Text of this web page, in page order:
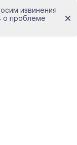
извинения
о проблеме